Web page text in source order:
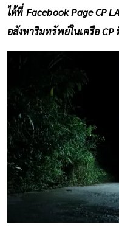
ได้ที่ Facebook PageCP
อสังหาริมทรัพย์ในเครือ